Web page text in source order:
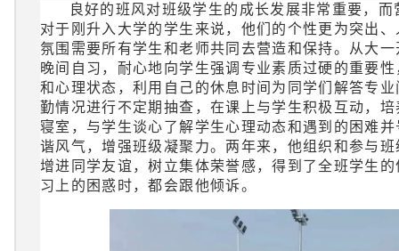
良好的班风对班级学生的成长发展非常重要，
对于刚升入大学的学生来说，他们的个性更为突出
氛围需要所有学生和老师共同去营造和保持。从大
晚间自习，耐心地向学生强调专业素质过硬的重要
和心理状态，利用自己的休息时间为同学们解答专
勤情况进行不定期抽查，在课上与学生积极互动，
寝室，与学生谈心了解学生心理动态和遇到的困难
谐风气，增强班级凝聚力。两年来，他组织和参与
增进同学友谊，树立集体荣誉感，得到了全班学生
习上的困惑时，都会跟他倾诉。